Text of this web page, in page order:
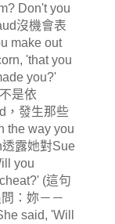
Don't you
沒機會表
make out
'that you
you?'
是依
，發生那些
the way you
露她對Sue
you
(這句
：妳－－
said, 'Will